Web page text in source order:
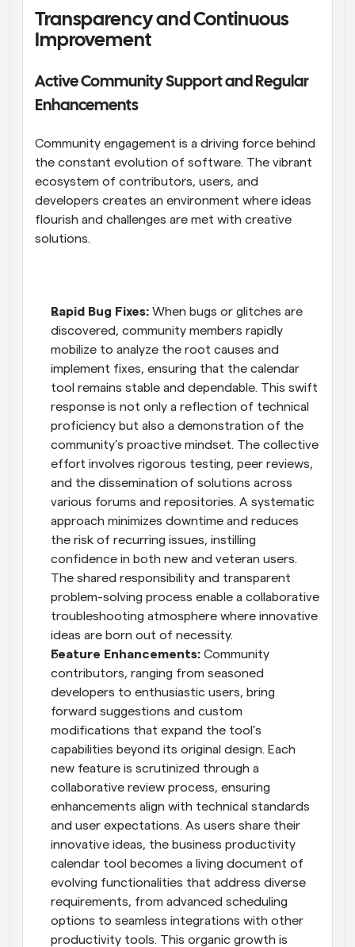
Transparency and Continuous
Improvement
Active Community Support and Regular
Enhancements
Community engagement is a driving force behind
the constant evolution of software. The vibrant
ecosystem of contributors, users, and
developers creates an environment where ideas
flourish and challenges are met with creative
solutions.
Rapid Bug Fixes: When bugs or glitches are
discovered, community members rapidly
mobilize to analyze the root causes and
implement fixes, ensuring that the calendar
tool remains stable and dependable. This swift
response is not only a reflection of technical
proficiency but also a demonstration of the
community’s proactive mindset. The collective
effort involves rigorous testing, peer reviews,
and the dissemination of solutions across
various forums and repositories. A systematic
approach minimizes downtime and reduces
the risk of recurring issues, instilling
confidence in both new and veteran users.
The shared responsibility and transparent
problem-solving process enable a collaborative
troubleshooting atmosphere where innovative
ideas are born out of necessity.
Feature Enhancements: Community
contributors, ranging from seasoned
developers to enthusiastic users, bring
forward suggestions and custom
modifications that expand the tool’s
capabilities beyond its original design. Each
new feature is scrutinized through a
collaborative review process, ensuring
enhancements align with technical standards
and user expectations. As users share their
innovative ideas, the business productivity
calendar tool becomes a living document of
evolving functionalities that address diverse
requirements, from advanced scheduling
options to seamless integrations with other
productivity tools. This organic growth is